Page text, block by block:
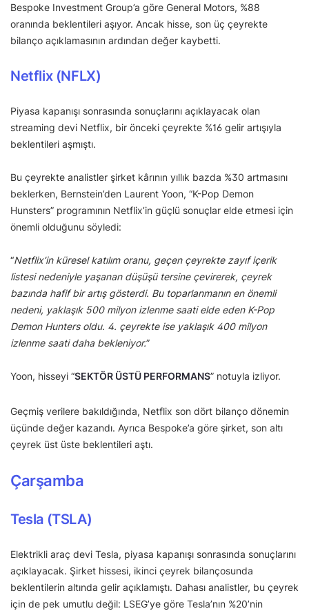
Bespoke Investment Group’a göre General Motors, %88
oranında beklentileri aşıyor. Ancak hisse, son üç çeyrekte
bilanço açıklamasının ardından değer kaybetti.
Netflix (NFLX)
Piyasa kapanışı sonrasında sonuçlarını açıklayacak olan
streaming devi Netflix, bir önceki çeyrekte %16 gelir artışıyla
beklentileri aşmıştı.
Bu çeyrekte analistler şirket kârının yıllık bazda %30 artmasını
beklerken, Bernstein’den Laurent Yoon, “K-Pop Demon
Hunsters” programının Netflix’in güçlü sonuçlar elde etmesi için
önemli olduğunu söyledi:
“Netflix’in küresel katılım oranu, geçen çeyrekte zayıf içerik
listesi nedeniyle yaşanan düşüşü tersine çevirerek, çeyrek
bazında hafif bir artış gösterdi. Bu toparlanmanın en önemli
nedeni, yaklaşık 500 milyon izlenme saati elde eden K-Pop
Demon Hunters oldu. 4. çeyrekte ise yaklaşık 400 milyon
izlenme saati daha bekleniyor.”
Yoon, hisseyi “SEKTÖR ÜSTÜ PERFORMANS” notuyla izliyor.
Geçmiş verilere bakıldığında, Netflix son dört bilanço dönemin
üçünde değer kazandı. Ayrıca Bespoke’a göre şirket, son altı
çeyrek üst üste beklentileri aştı.
Çarşamba
Tesla (TSLA)
Elektrikli araç devi Tesla, piyasa kapanışı sonrasında sonuçlarını
açıklayacak. Şirket hissesi, ikinci çeyrek bilançosunda
beklentilerin altında gelir açıklamıştı. Dahası analistler, bu çeyrek
için de pek umutlu değil: LSEG’ye göre Tesla’nın %20’nin